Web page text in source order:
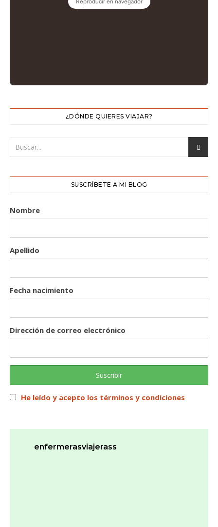
¿DÓNDE QUIERES VIAJAR?
SUSCRÍBETE A MI BLOG
Nombre
Apellido
Fecha nacimiento
Dirección de correo electrónico
He leído y acepto los términos y condiciones
enfermerasviajerass